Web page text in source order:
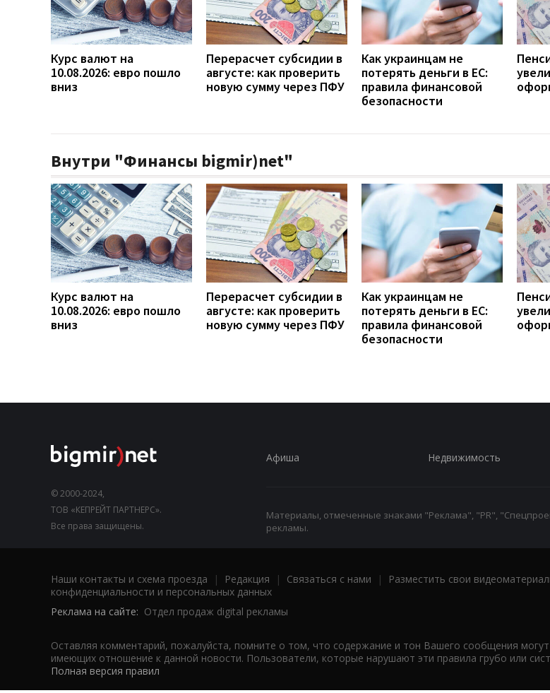
Курс валют на
10.08.2026: евро пошло
вниз
Перерасчет субсидии в
августе: как проверить
новую сумму через ПФУ
Как украинцам не
потерять деньги в ЕС:
правила финансовой
безопасности
Внутри "Финансы bigmir)net"
Курс валют на
10.08.2026: евро пошло
вниз
Перерасчет субсидии в
августе: как проверить
новую сумму через ПФУ
Как украинцам не
потерять деньги в ЕС:
правила финансовой
безопасности
© 2000-2024,
ТОВ «КЕПРЕЙТ ПАРТНЕРС».
Все права защищены.
Афиша Недвижимость
Материалы, отмеченные знаками "Реклама", "PR",
рекламы.
Наши контакты и схема проезда | Редакция | Связаться с нами | Разместить свои
конфиденциальности и персональных данных
Реклама на сайте: Отдел продаж digital рекламы
Оставляя комментарий, пожалуйста, помните о том, что содержание и тон Вашего сообщения
имеющих отношение к данной новости. Пользователи, которые нарушают эти правила грубо или
Полная версия правил